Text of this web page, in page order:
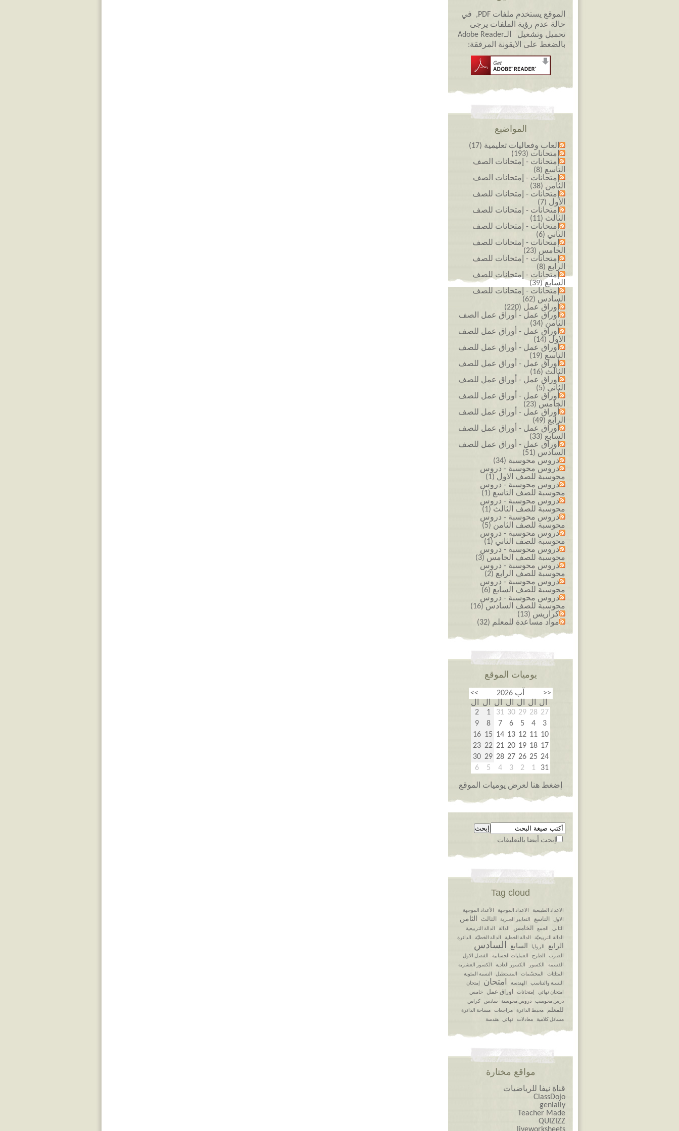
الموقع يستخدم ملفات PDF, في
حالة عدم رؤية الملفات يرجى
تحميل وتشغيل الـAdobe Reader
بالضغط على الايقونة المرفقة:
المواضيع
العاب وفعاليات تعليمية (17)
إمتحانات (193)
إمتحانات - إمتحانات الصف
التاسع (8)
إمتحانات - إمتحانات الصف
الثامن (38)
إمتحانات - إمتحانات للصف
الأول (7)
إمتحانات - إمتحانات للصف
الثالث (11)
إمتحانات - إمتحانات للصف
الثاني (6)
إمتحانات - إمتحانات للصف
الخامس (23)
إمتحانات - إمتحانات للصف
الرابع (8)
إمتحانات - إمتحانات للصف
السابع (39)
إمتحانات - إمتحانات للصف
السادس (62)
أوراق عمل (220)
أوراق عمل - أوراق عمل الصف
الثامن (34)
أوراق عمل - أوراق عمل للصف
الاول (14)
أوراق عمل - أوراق عمل للصف
التاسع (19)
أوراق عمل - أوراق عمل للصف
الثالث (16)
أوراق عمل - أوراق عمل للصف
الثاني (5)
أوراق عمل - أوراق عمل للصف
الخامس (23)
أوراق عمل - أوراق عمل للصف
الرابع (49)
أوراق عمل - أوراق عمل للصف
السابع (33)
أوراق عمل - أوراق عمل للصف
السادس (51)
دروس محوسبة (34)
دروس محوسبة - دروس
محوسبة للصف الاول (1)
دروس محوسبة - دروس
محوسبة للصف التاسع (1)
دروس محوسبة - دروس
محوسبة للصف الثالث (1)
دروس محوسبة - دروس
محوسبة للصف الثامن (5)
دروس محوسبة - دروس
محوسبة للصف الثاني (1)
دروس محوسبة - دروس
محوسبة للصف الخامس (3)
دروس محوسبة - دروس
محوسبة للصف الرابع (2)
دروس محوسبة - دروس
محوسبة للصف السابع (6)
دروس محوسبة - دروس
محوسبة للصف السادس (16)
كراريس (13)
مواد مساعدة للمعلم (32)
يوميات الموقع
<< آب 2026
>>
ال
ال ال ال ال ال
ال
27
28
29
30
31
1
2
3
4
5
6
7
8
9
10
11
12
13
14
15
16
17
18
19
20
21
22
23
24
25
26
27
28
29
30
31
1
2
3
4
5
6
إضغط هنا لعرض يوميات الموقع
إبحث أيضا بالتعليقات
Tag cloud
الاعداد الطبيعية الاعداد الموجهة
الأعداد الموجهة
الاول
التاسع التعابير الجبرية الثالث الثامن
الثاني الجمع الخامس الدالة
الدالة التربيعية
الدالة التربيعيّة
الدالة الخطية الدالة الخطيّة الدائرة
الرابع الزوايا السابع السادس
الضرب الطرح العمليات الحسابية
الفصل الاول
القسمة
الكسور الكسور العادية
الكسور العشرية
المثلثات
المجسّمات المستطيل
النسبة المئوية
النسبة والتناسب
الهندسة امتحان
إمتحان
امتحان نهائي
إمتحانات اوراق عمل
خامس
درس محوسب
دروس محوسبة سادس كراس
للمعلم محيط الدائرة مراجعات
مساحة الدائرة
مسائل كلامية
معادلات نهائي هندسة
مواقع مختارة
قناة نيفا للرياضيات
ClassDojo
genially
Teacher Made
QUIZIZZ